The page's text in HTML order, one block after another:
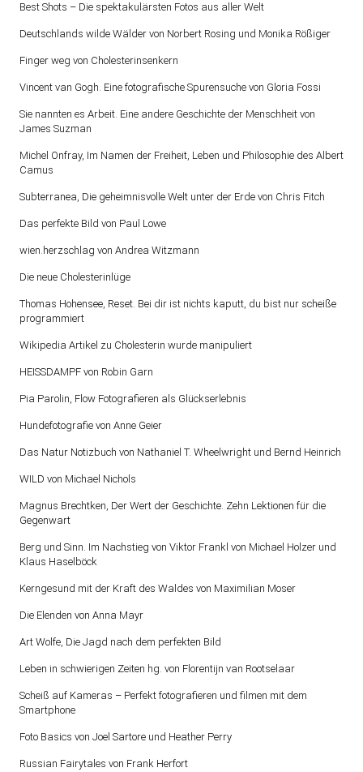
Best Shots – Die spektakulärsten Fotos aus aller Welt
Deutschlands wilde Wälder von Norbert Rosing und Monika Rößiger
Finger weg von Cholesterinsenkern
Vincent van Gogh. Eine fotografische Spurensuche von Gloria Fossi
Sie nannten es Arbeit. Eine andere Geschichte der Menschheit von
James Suzman
Michel Onfray, Im Namen der Freiheit, Leben und Philosophie des Albert
Camus
Subterranea, Die geheimnisvolle Welt unter der Erde von Chris Fitch
Das perfekte Bild von Paul Lowe
wien.herzschlag von Andrea Witzmann
Die neue Cholesterinlüge
Thomas Hohensee, Reset. Bei dir ist nichts kaputt, du bist nur scheiße
programmiert
Wikipedia Artikel zu Cholesterin wurde manipuliert
HEISSDAMPF von Robin Garn
Pia Parolin, Flow Fotografieren als Glückserlebnis
Hundefotografie von Anne Geier
Das Natur Notizbuch von Nathaniel T. Wheelwright und Bernd Heinrich
WILD von Michael Nichols
Magnus Brechtken, Der Wert der Geschichte. Zehn Lektionen für die
Gegenwart
Berg und Sinn. Im Nachstieg von Viktor Frankl von Michael Holzer und
Klaus Haselböck
Kerngesund mit der Kraft des Waldes von Maximilian Moser
Die Elenden von Anna Mayr
Art Wolfe, Die Jagd nach dem perfekten Bild
Leben in schwierigen Zeiten hg. von Florentijn van Rootselaar
Scheiß auf Kameras – Perfekt fotografieren und filmen mit dem
Smartphone
Foto Basics von Joel Sartore und Heather Perry
Russian Fairytales von Frank Herfort